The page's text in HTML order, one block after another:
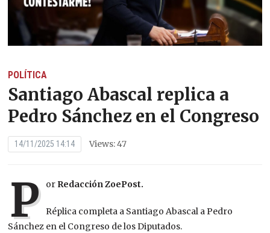
POLÍTICA
Santiago Abascal replica a
Pedro Sánchez en el Congreso
14/11/2025 14:14 Views: 47
P or Redacción ZoePost.
Réplica completa a Santiago Abascal a Pedro
Sánchez en el Congreso de los Diputados.